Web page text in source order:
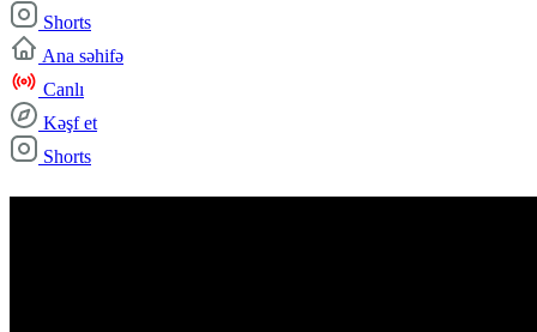
Shorts
Ana səhifə
Canlı
Kəşf et
Shorts